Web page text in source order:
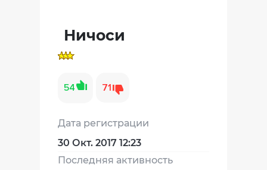
Ничоси
54 71
Дата регистрации
30 Окт. 2017 12:23
Последняя активность